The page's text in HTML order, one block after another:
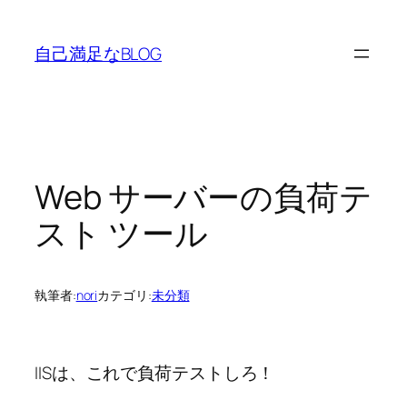
自己満足なBLOG
Web サーバーの負荷テ
スト ツール
執筆者:noriカテゴリ:未分類
IISは、これで負荷テストしろ！